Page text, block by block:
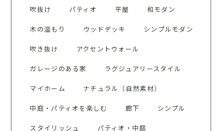
吹抜け パティオ 平屋 和モダン
木の温もり ウッドデッキ シンプルモダン
吹き抜け アクセントウォール
ガレージのある家 ラグジュアリースタイル
マイホーム ナチュラル（自然素材）
中庭・パティオを楽しむ 廊下 シンプル
スタイリッシュ パティオ・中庭